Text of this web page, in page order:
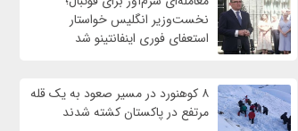
نخست‌وزیر انگلیس خواستار
استعفای فوری اینفانتینو شد
۸ کوهنورد در مسیر صعود به یک قله
مرتفع در پاکستان کشته شدند